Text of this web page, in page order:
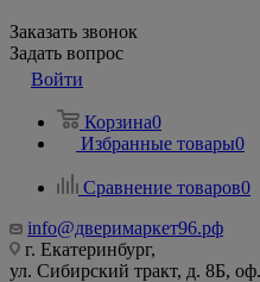
Заказать звонок
Задать вопрос
Войти
Корзина0
Избранные товары0
Сравнение товаров0
info@дверимаркет96.рф
г. Екатеринбург,
ул. Сибирский тракт, д.